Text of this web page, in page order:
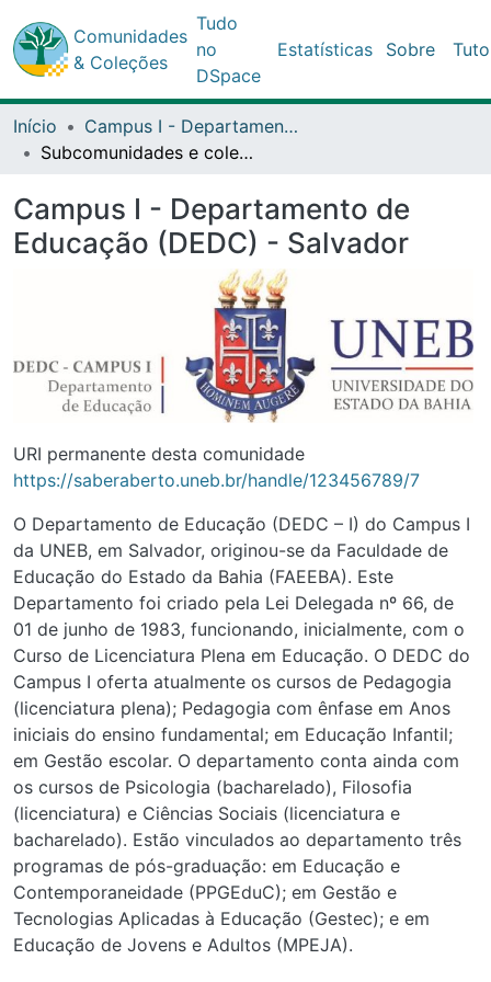
Comunidades
& Coleções
Tudo no
DSpace
Estatísticas Sobre Tutoriais
Início
Campus I - Departamento de Educação (DEDC) - Salvador
Subcomunidades e coleções
Campus I - Departamento de
Educação (DEDC) - Salvador
URI permanente desta comunidade
https://saberaberto.uneb.br/handle/123456789/7
O Departamento de Educação (DEDC – I) do Campus I da
UNEB, em Salvador, originou-se da Faculdade de Educação
do Estado da Bahia (FAEEBA). Este Departamento foi
criado pela Lei Delegada nº 66, de 01 de junho de 1983,
funcionando, inicialmente, com o Curso de Licenciatura Plena
em Educação. O DEDC do Campus I oferta atualmente os
cursos de Pedagogia (licenciatura plena); Pedagogia com
ênfase em Anos iniciais do ensino fundamental; em
Educação Infantil; em Gestão escolar. O departamento conta
ainda com os cursos de Psicologia (bacharelado), Filosofia
(licenciatura) e Ciências Sociais (licenciatura e bacharelado).
Estão vinculados ao departamento três programas de pós-
graduação: em Educação e Contemporaneidade (PPGEduC);
em Gestão e Tecnologias Aplicadas à Educação (Gestec); e
em Educação de Jovens e Adultos (MPEJA).